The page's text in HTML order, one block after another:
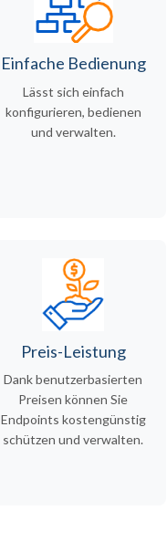
Einfache Bedienung
Lässt sich einfach
konfigurieren, bedienen
und verwalten.
Preis-Leistung
Dank benutzerbasierten
Preisen können Sie
Endpoints kostengünstig
schützen und verwalten.